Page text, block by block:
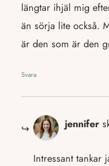
längtar ihjäl mig
än sörja lite också.
är den som är den
Svara
jennifer
Intressant